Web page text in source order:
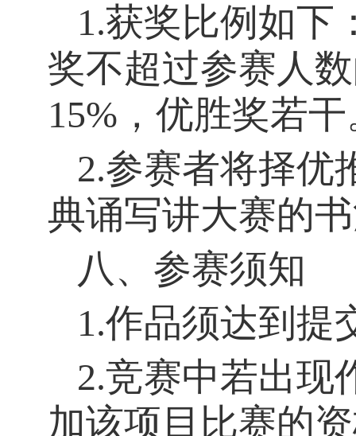
1.获奖比例如下
奖不超过参赛人
15% ，优胜奖若
2.参赛者将择优
典诵写讲大赛的
八、参赛须知
1.作品须达到提
2.竞赛中若出现
加该项目比赛的